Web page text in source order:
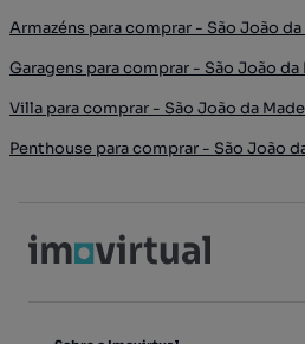
Armazéns para comprar - São João
Garagens para comprar - São João da
Villa para comprar - São João da
Penthouse para comprar - São João